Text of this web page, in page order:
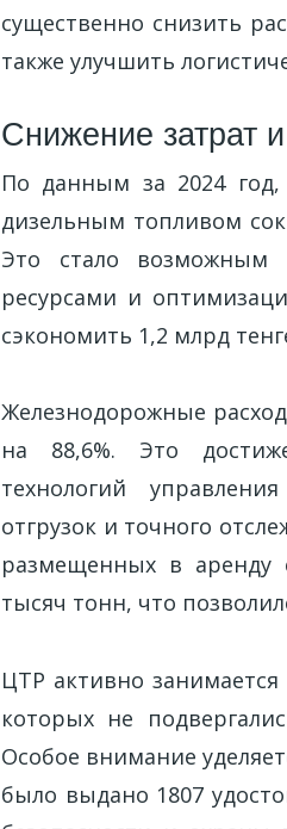
существенно снизить
также улучшить
Снижение затрат
По данным за 2024 год,
дизельным топливом
Это стало возможным
ресурсами и
сэкономить 1,2 млрд
Железнодорожные
на 88,6%. Это
технологий
отгрузок и точного
размещенных в аренду
тысяч тонн, что
ЦТР активно
которых не
Особое внимание
было выдано 1807